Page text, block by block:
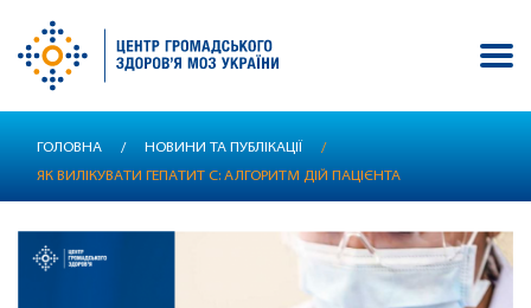
основного
ГОЛОВНА / НОВИНИ ТА ПУБЛІКАЦІЇ
/
ЯК ВИЛІКУВАТИ ГЕПАТИТ С: АЛГОРИТМ ДІЙ ПАЦІЄНТА